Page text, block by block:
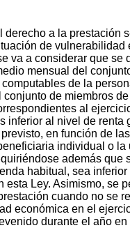
derecho a la prestación
de vulnerabilidad
va a considerar que se
mensual del
de la
conjunto de miembros
al
inferior al nivel de renta
en función de
individual o la
además que
habitual, sea
esta Ley. Asimismo, se
cuando no se
económica en el
durante el año en